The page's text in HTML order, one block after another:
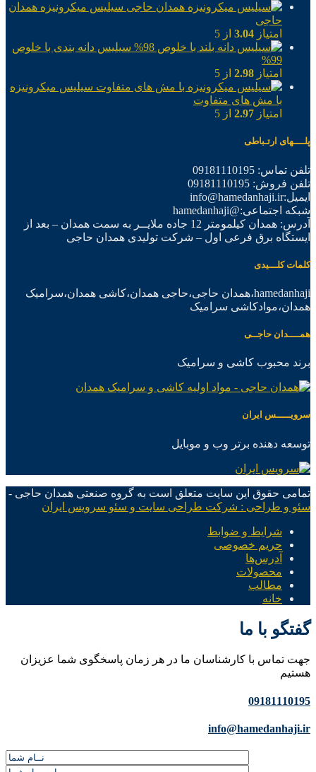
سیلیس میکرونیزه همدان
حاجی
امتیاز 3.04 از 5
سیلیس دانه بندی با خلوص
99%
امتیاز 2.98 از 5
سیلیس میکرونیزه
با مش های متفاوت
امتیاز 2.97 از 5
پلــــهای ارتـباطی
تلفن تماس: 09181110195
تلفن فروش: 09181110195
ایمیل:info@hamedanhaji.ir
شبکه اجتماعی:@hamedanhaji
آدرس: همدان کیلمومتر 12 جاده ملایــر به سمت همدان – بعد از
ایستگاه برق فرعی اول – شرکت تولیدی همدان حاجی
کلمات کلـــیدی
hamedanhaji،همدان حاجی،حاجی همدان،کاشی همدان،سرامیک
همدان،موادکاشی سرامیک
همــــدان حاجــی
برند محبوب کاشی و سرامیک
سرویـــــس ایران
توسعه دهنده برتر وب و موبایل
تمامی حقوق این سایت متعلق است به گروه صنعتی همدان حاجی -
سئو و طراحی : شرکت طراحی سایت و سئو سرویس ایران
شرایط و ضوابط
حریم خصوصی
آدرس‌ها
محصولات
مطالب
خانه
گفتگو با ما
جهت تماس با کارشناسان ما در هر زمان پاسخگوی شما عزیزان
هستیم
09181110195
info@hamedanhaji.ir